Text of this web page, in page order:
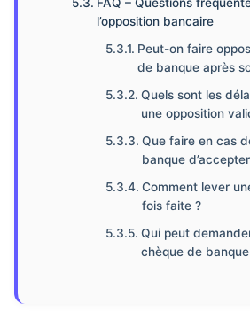
l’opposition bancaire
Peut-on faire
de banque après
Quels sont les
une opposition
Que faire en cas
banque
Comment lever
fois faite ?
Qui peut
chèque de